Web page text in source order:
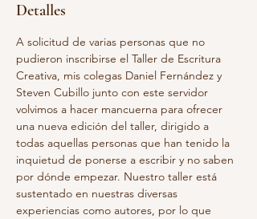
Detalles
A solicitud de varias personas que no
pudieron inscribirse el Taller de Escritura
Creativa, mis colegas Daniel Fernández y
Steven Cubillo junto con este servidor
volvimos a hacer mancuerna para ofrecer
una nueva edición del taller, dirigido a
todas aquellas personas que han tenido la
inquietud de ponerse a escribir y no saben
por dónde empezar. Nuestro taller está
sustentado en nuestras diversas
experiencias como autores, por lo que